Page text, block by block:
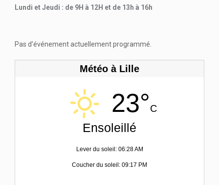
Lundi et Jeudi : de 9H à 12H et de 13h à 16h
Pas d'événement actuellement programmé.
Météo à Lille
23°C
Ensoleillé
Lever du soleil: 06:28 AM
Coucher du soleil: 09:17 PM